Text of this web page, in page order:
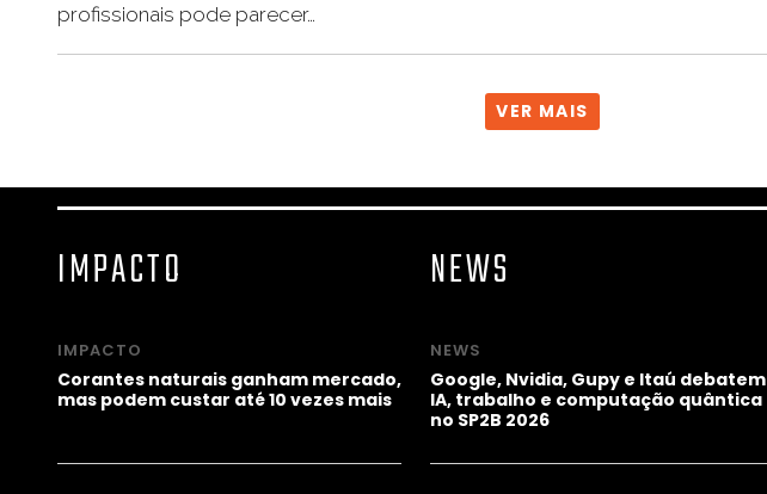
profissionais pode parecer…
VER MAIS
IMPACTO
IMPACTO
Corantes naturais ganham mercado,
mas podem custar até 10 vezes mais
NEWS
NEWS
Google, Nvidia, Gupy e Itaú debatem
IA, trabalho e computação quântica
no SP2B 2026